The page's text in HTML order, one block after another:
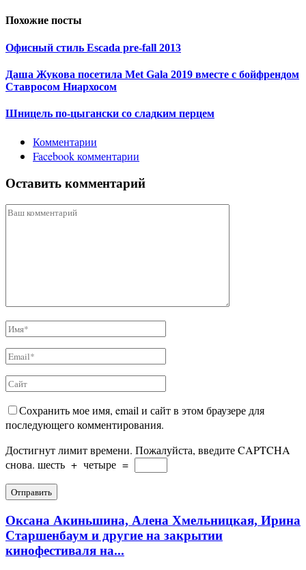
Похожие посты
Офисный стиль Escada pre-fall 2013
Даша Жукова посетила Met Gala 2019 вместе с бойфрендом
Ставросом Ниархосом
Шницель по-цыгански со сладким перцем
Комментарии
Facebook комментарии
Оставить комментарий
Сохранить мое имя, email и сайт в этом браузере для
последующего комментирования.
Достигнут лимит времени. Пожалуйста, введите CAPTCHA
снова. шесть + четыре =
Оксана Акиньшина, Алена Хмельницкая, Ирина
Старшенбаум и другие на закрытии
кинофестиваля на...